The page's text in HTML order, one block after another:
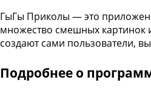
ГыГы Приколы — это
множество смешных картинок
создают сами пользователи,
Подробнее о